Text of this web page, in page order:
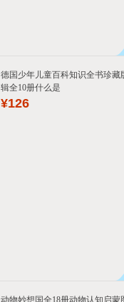
德国少年儿童百科知识全书珍藏
辑全10册什么是
¥126
动物妙想国全18册动物认知启蒙